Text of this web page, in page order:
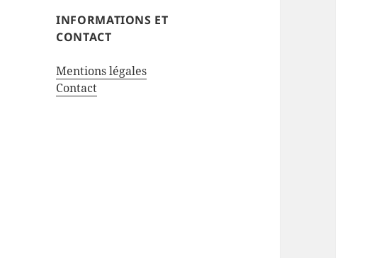
INFORMATIONS ET
CONTACT
Mentions légales
Contact